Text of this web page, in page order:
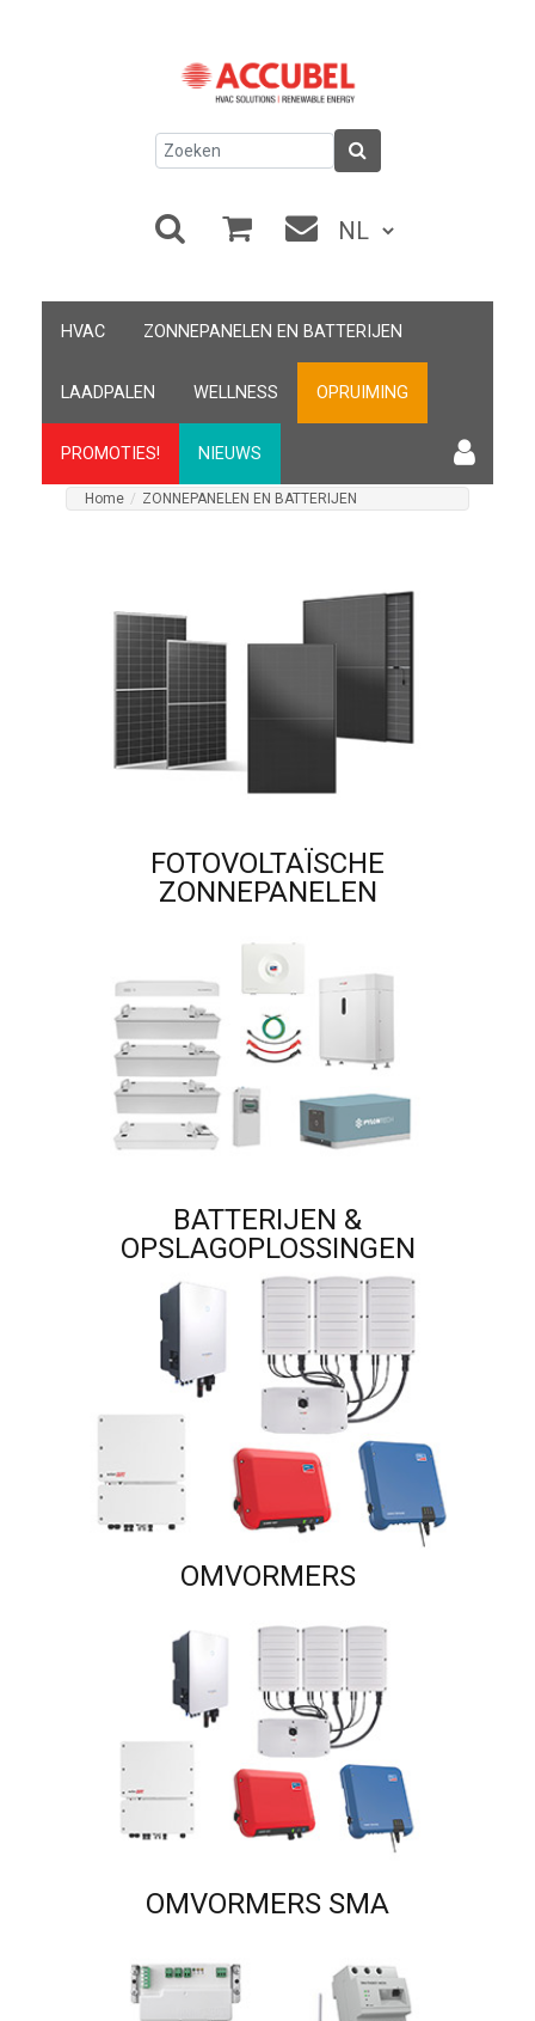
HVAC ZONNEPANELEN EN BATTERIJEN
LAADPALEN WELLNESS OPRUIMING
PROMOTIES! NIEUWS
Home / ZONNEPANELEN EN BATTERIJEN
FOTOVOLTAÏSCHE
ZONNEPANELEN
BATTERIJEN &
OPSLAGOPLOSSINGEN
OMVORMERS
OMVORMERS SMA